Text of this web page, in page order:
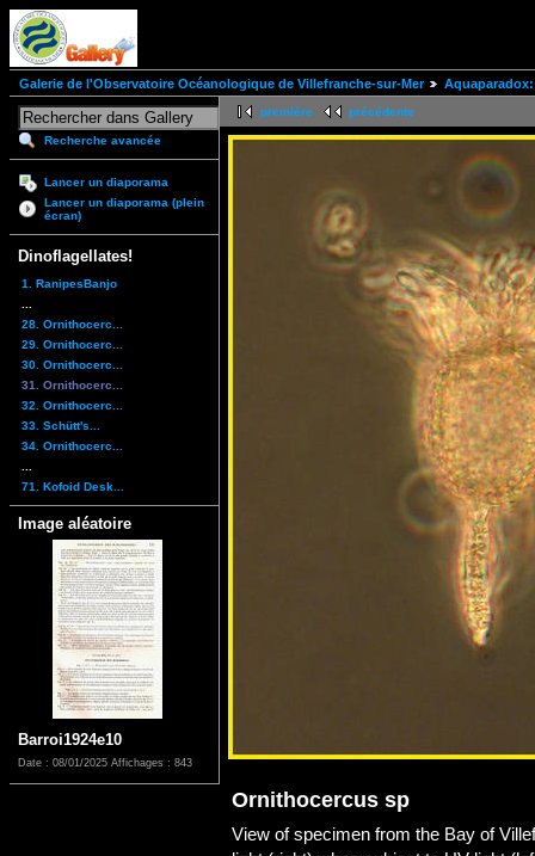
Galerie de l'Observatoire Océanologique de Villefranche-sur-Mer
Recherche avancée
Lancer un diaporama
Lancer un diaporama (plein
écran)
Dinoflagellates!
1. RanipesBanjo
28. Ornithocerc...
29. Ornithocerc...
30. Ornithocerc...
31. Ornithocerc...
32. Ornithocerc...
33. Schütt's...
34. Ornithocerc...
71. Kofoid Desk...
Image aléatoire
Barroi1924e10
Date : 08/01/2025 Affichages : 843
première précédente
Ornithocercus sp
View of specimen from the Bay of